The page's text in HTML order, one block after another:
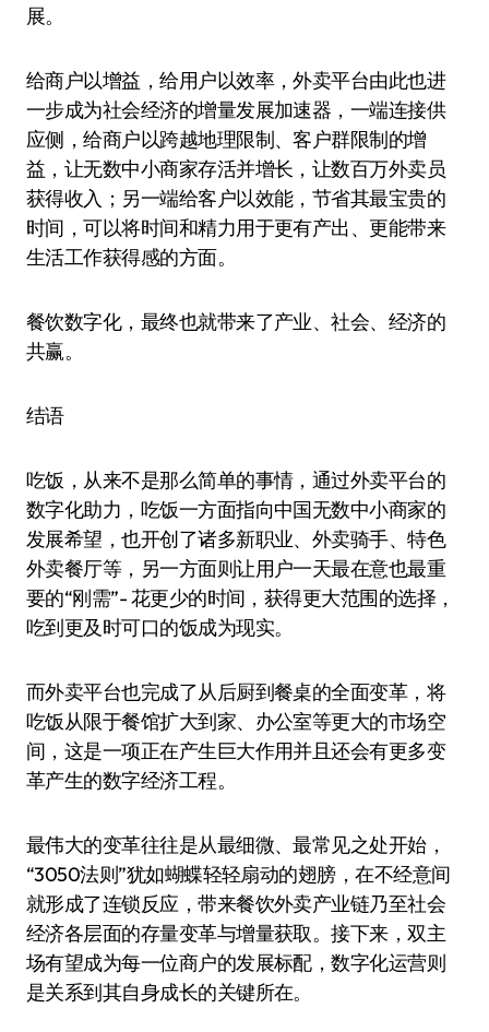
展。
给商户以增益，给用户以效率，外卖平台由此也进
一步成为社会经济的增量发展加速器，一端连接供
应侧，给商户以跨越地理限制、客户群限制的增
益，让无数中小商家存活并增长，让数百万外卖员
获得收入；另一端给客户以效能，节省其最宝贵的
时间，可以将时间和精力用于更有产出、更能带来
生活工作获得感的方面。
餐饮数字化，最终也就带来了产业、社会、经济的
共赢。
结语
吃饭，从来不是那么简单的事情，通过外卖平台的
数字化助力，吃饭一方面指向中国无数中小商家的
发展希望，也开创了诸多新职业、外卖骑手、特色
外卖餐厅等，另一方面则让用户一天最在意也最重
要的“刚需”- 花更少的时间，获得更大范围的选择，
吃到更及时可口的饭成为现实。
而外卖平台也完成了从后厨到餐桌的全面变革，将
吃饭从限于餐馆扩大到家、办公室等更大的市场空
间，这是一项正在产生巨大作用并且还会有更多变
革产生的数字经济工程。
最伟大的变革往往是从最细微、最常见之处开始，
“3050法则”犹如蝴蝶轻轻扇动的翅膀，在不经意间
就形成了连锁反应，带来餐饮外卖产业链乃至社会
经济各层面的存量变革与增量获取。接下来，双主
场有望成为每一位商户的发展标配，数字化运营则
是关系到其自身成长的关键所在。